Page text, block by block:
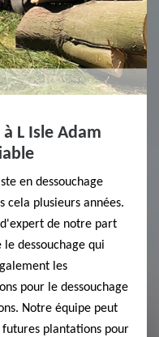
L Isle Adam
en dessouchage
cela plusieurs années.
de notre part
dessouchage qui
les
pour le dessouchage
Notre équipe peut
plantations pour